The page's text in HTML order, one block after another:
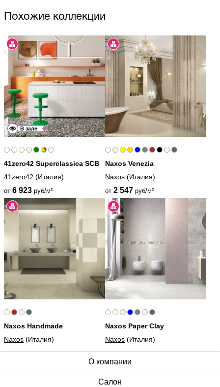
Похожие коллекции
В зале
41zero42 Superclassica SCB
41zero42 (Италия)
от 6 923 руб/м²
Naxos Venezia
Naxos (Италия)
от 2 547 руб/м²
Naxos Handmade
Naxos (Италия)
Naxos Paper Clay
Naxos (Италия)
О компании
Cалон